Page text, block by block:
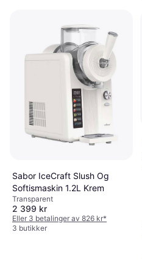
Sabor IceCraft Slush Og
Softismaskin 1.2L Krem
Transparent
2 399 kr
Eller 3 betalinger av 826 kr*
3 butikker